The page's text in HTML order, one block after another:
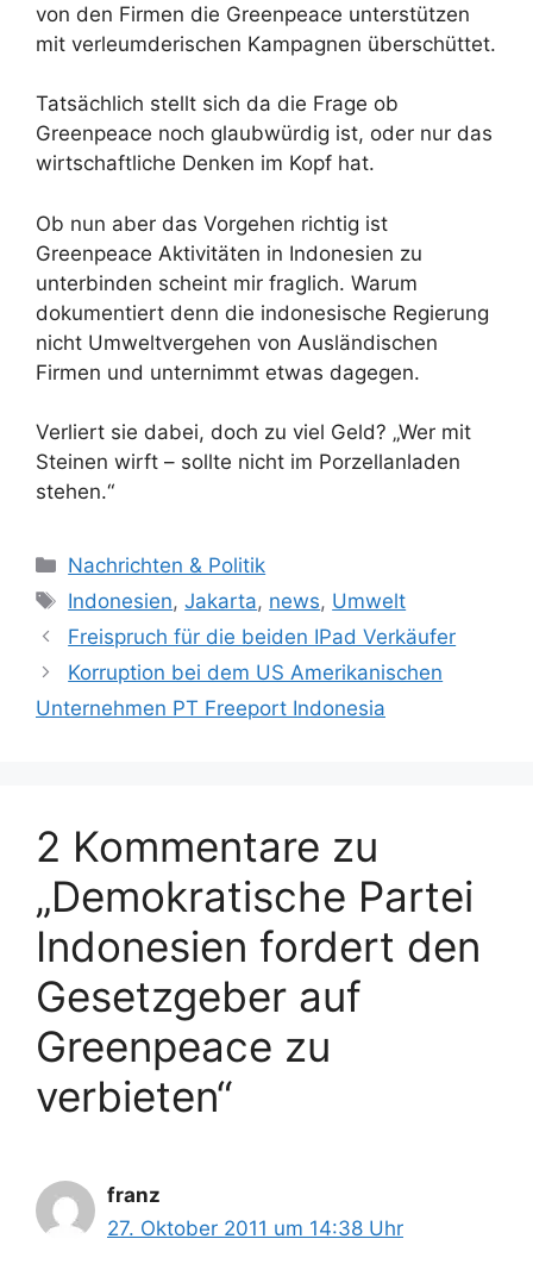
von den Firmen die Greenpeace unterstützen
mit verleumderischen Kampagnen überschüttet.
Tatsächlich stellt sich da die Frage ob
Greenpeace noch glaubwürdig ist, oder nur das
wirtschaftliche Denken im Kopf hat.
Ob nun aber das Vorgehen richtig ist
Greenpeace Aktivitäten in Indonesien zu
unterbinden scheint mir fraglich. Warum
dokumentiert denn die indonesische Regierung
nicht Umweltvergehen von Ausländischen
Firmen und unternimmt etwas dagegen.
Verliert sie dabei, doch zu viel Geld? „Wer mit
Steinen wirft – sollte nicht im Porzellanladen
stehen.“
K
a
e
g
o
n
Nachrichten & Politik
S
c
l
a
e
Indonesien,Jakarta, news, Umwelt
Freispruch für die beiden IPad Verkäufer
Korruption bei dem US Amerikanischen
Unternehmen PT Freeport Indonesia
2 Kommentare zu
„Demokratische Partei
Indonesien fordert den
Gesetzgeber auf
Greenpeace zu
verbieten“
franz
27. Oktober 2011 um 14:38 Uhr